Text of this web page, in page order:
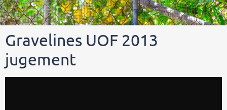
Gravelines UOF 2013
jugement